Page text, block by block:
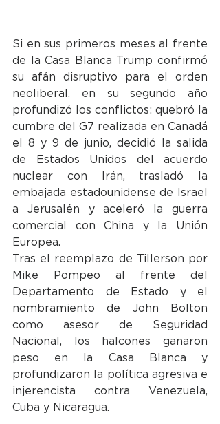
Si en sus primeros meses al frente
de la Casa Blanca Trump confirmó
su afán disruptivo para el orden
neoliberal, en su segundo año
profundizó los conflictos: quebró la
cumbre del G7 realizada en Canadá
el 8 y 9 de junio, decidió la salida
de Estados Unidos del acuerdo
nuclear con Irán, trasladó la
embajada estadounidense de Israel
a Jerusalén y aceleró la guerra
comercial con China y la Unión
Europea.
Tras el reemplazo de Tillerson por
Mike Pompeo al frente del
Departamento de Estado y el
nombramiento de John Bolton
como asesor de Seguridad
Nacional, los halcones ganaron
peso en la Casa Blanca y
profundizaron la política agresiva e
injerencista contra Venezuela,
Cuba y Nicaragua.